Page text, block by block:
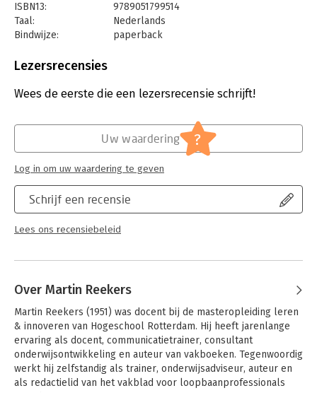
zelfkennis
te ontwikkelen over de eigen motieven en kwaliteiten en hoe
STARR's zo
vormen van de
professionele
krijgen over
zichzelf. Het spel maakt gebruik van het verschijnsel dat
anderen eerder je
kwaliteiten zien dan jij zelf, doordat het spel aanzet tot dialoog.
Rotterdam waar hij
in 2006 begon als senior beleidsadviseur. De afgelopen jaren
als docent aan de masteropleiding Leren & Innoveren. Hij is lid
hogeschool brede werkgroep Studieloopbaancoaching en van
rond het lectoraat Studiesucces. Hij is tevens actief als trainer
voor de
HR-academie.
Onder auspiciën van het Kenniscentrum Business Innovation
van
Hogeschool Rotterdam doet Martin promotieonderzoek gericht
op het
ontwerpen van een programma dat studenten leert om
ISBN13:
9789051799514
Taal:
Nederlands
Bindwijze:
paperback
Uitgever:
Verschijningsdatum:
7-7-2017
Lezersrecensies
Wees de eerste die een lezersrecensie schrijft!
Schrijf een recensie
Lees ons recensiebeleid
Uw waardering ?
Log in om uw waardering te geven
Over Martin Reekers
Martin Reekers (1951) was docent bij de masteropleiding leren
& innoveren van Hogeschool Rotterdam. Hij heeft jarenlange
ervaring als docent, communicatietrainer, consultant
onderwijsontwikkeling en auteur van vakboeken. Tegenwoordig
werkt hij zelfstandig als trainer, onderwijsadviseur, auteur en
als redactielid van het vakblad voor loopbaanprofessionals